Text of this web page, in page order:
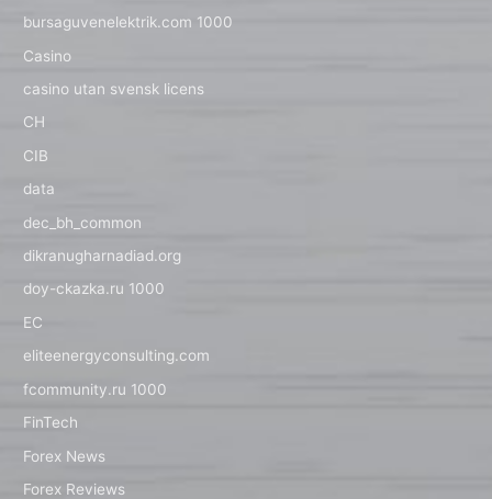
bursaguvenelektrik.com 1000
Casino
casino utan svensk licens
CH
CIB
data
dec_bh_common
dikranugharnadiad.org
doy-ckazka.ru 1000
EC
eliteenergyconsulting.com
fcommunity.ru 1000
FinTech
Forex News
Forex Reviews